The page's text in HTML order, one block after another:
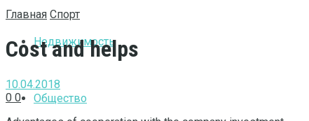
Недвижимость
Общество
Главная Спорт
Cost and helps
10.04.2018
0 0